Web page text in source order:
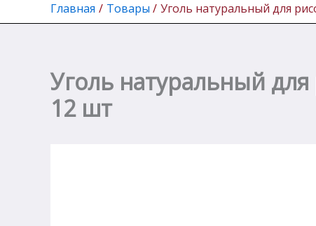
Главная Товары Уголь натуральный для
Уголь натуральный
12 шт
4
мм,
12